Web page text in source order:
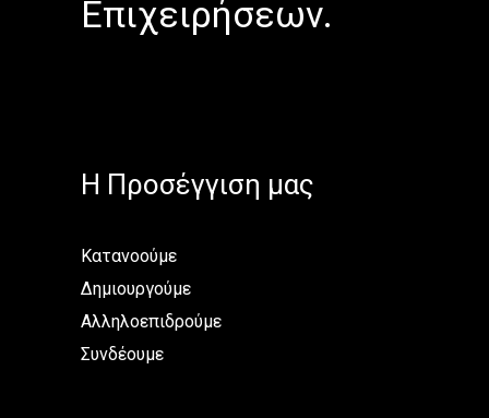
Επιχειρήσεων.
H Προσέγγιση μας
Κατανοούμε
Δημιουργούμε
Αλληλοεπιδρούμε
Συνδέουμε